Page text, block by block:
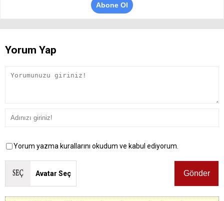
Abone Ol
Yorum Yap
Yorum yazma kurallarını okudum ve kabul ediyorum.
Avatar Seç